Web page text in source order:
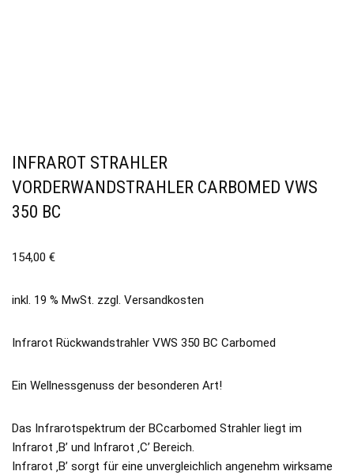
INFRAROT STRAHLER
VORDERWANDSTRAHLER CARBOMED VWS
350 BC
154,00 €
inkl. 19 % MwSt. zzgl. Versandkosten
Infrarot Rückwandstrahler VWS 350 BC Carbomed
Ein Wellnessgenuss der besonderen Art!
Das Infrarotspektrum der BCcarbomed Strahler liegt im
Infrarot ‚B’ und Infrarot ‚C’ Bereich.
Infrarot ‚B’ sorgt für eine unvergleichlich angenehm wirksame